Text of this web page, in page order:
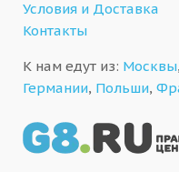
Условия и Доставка
Контакты
К нам едут из: Москвы,
Германии, Польши,